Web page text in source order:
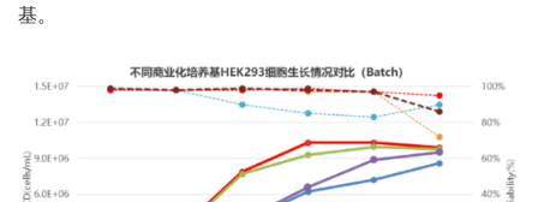
基。